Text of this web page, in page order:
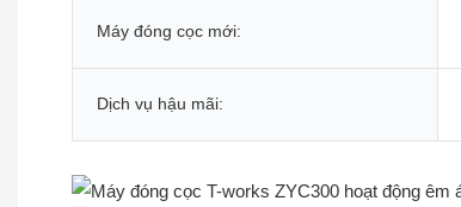
Máy đóng cọc mới:
Dịch vụ hậu mãi: